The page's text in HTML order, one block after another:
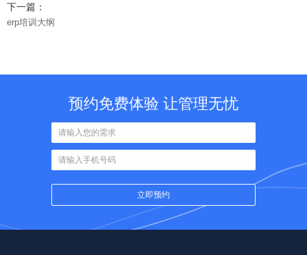
下一篇：
erp培训大纲
预约免费体验 让管理无忧